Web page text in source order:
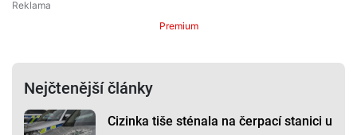
Premium
Nejčtenější články
Cizinka tiše sténala na čerpací stanici u